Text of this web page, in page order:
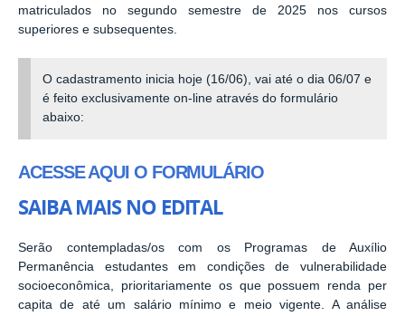
matriculados no segundo semestre de 2025 nos cursos
superiores e subsequentes.
O cadastramento inicia hoje (16/06), vai até o dia 06/07 e
é feito exclusivamente on-line através do formulário
abaixo:
ACESSE AQUI O FORMULÁRIO
SAIBA MAIS NO EDITAL
Serão contempladas/os com os Programas de Auxílio
Permanência estudantes em condições de vulnerabilidade
socioeconômica, prioritariamente os que possuem renda per
capita de até um salário mínimo e meio vigente. A análise